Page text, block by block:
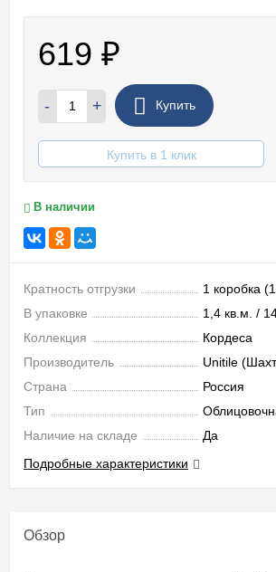
619 ₽
- + Купить
Купить в 1 клик
В наличии
Кратность отгрузки
1 коробка
В упаковке
1,4 кв.м. /
Коллекция
Кордеса
Производитель
Unitile
Страна
Россия
Тип
Наличие на складе
Да
Подробные характеристики
Обзор